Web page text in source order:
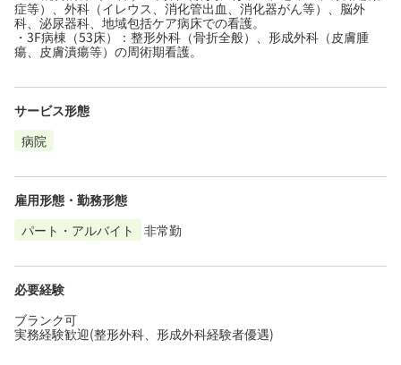
症等）、外科（イレウス、消化管出血、消化器がん等）、脳外
科、泌尿器科、地域包括ケア病床での看護。
・3F病棟（53床）：整形外科（骨折全般）、形成外科（皮膚腫
瘍、皮膚潰瘍等）の周術期看護。
サービス形態
病院
雇用形態・勤務形態
パート・アルバイト
非常勤
必要経験
ブランク可
実務経験歓迎(整形外科、形成外科経験者優遇)